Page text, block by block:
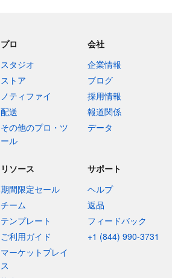
プロ
スタジオ
ストア
ノティファイ
配送
その他のプロ・ツ
ール
会社
企業情報
ブログ
採用情報
報道関係
データ
リソース
期間限定セール
チーム
テンプレート
ご利用ガイド
マーケットプレイ
ス
サポート
ヘルプ
返品
フィードバック
+1 (844) 990-3731